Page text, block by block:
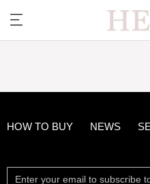
HOW TO BUY NEWS